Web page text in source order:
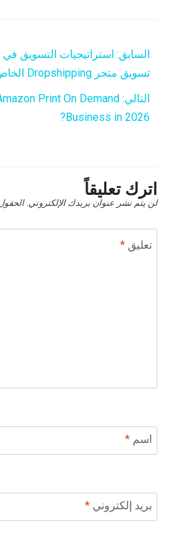
السابق:
تسويق متجر Dropshipping الخاص بك
التالي: Print On Demand
Business in 2026?
اترك تعليقاً
لن يتم نشر عنوان بريدك الإلكتروني.
تعليق *
اسم *
بريد إلكتروني *